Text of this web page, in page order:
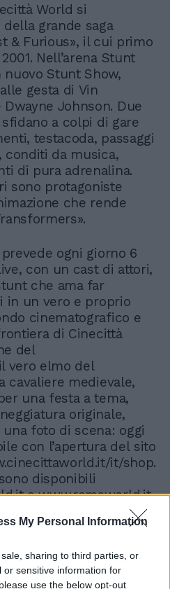
My Personal Information
sharing to third parties, or
or sensitive information for
use the below opt-out
World si
grande saga
& Furious», il cui primo
Nell’arena Stunt
Stunt Show,
gesta di Vin
Johnson. Due
a colpi di gare
testacoda, passaggi
da musica,
di pura adrenalina.
sono protagoniste
che rende
ogni giorno 6
con un cast di attori,
che ama far
in un vero e proprio
cinematografico e
di Cinecittà
del
vero elmo del
cavaliere medievale,
una festa a tema,
originale,
foto di scena: oggi
con l’apertura del sito
it/shop.
disponibili
e www.romaworld.it.